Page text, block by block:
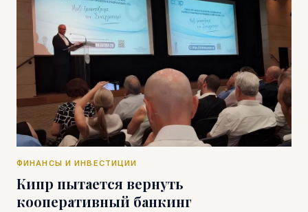
ФИНАНСЫ И ИНВЕСТИЦИИ
Кипр пытается вернуть
кооперативный банкинг